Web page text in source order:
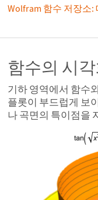
Wolfram 함수 저장소:
함수의 시
기하 영역에서 함수
플롯이 부드럽게 보
나 곡면의 특이점을